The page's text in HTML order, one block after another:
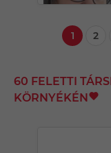
1 2
60 FELETTI
KÖRNYÉKÉN